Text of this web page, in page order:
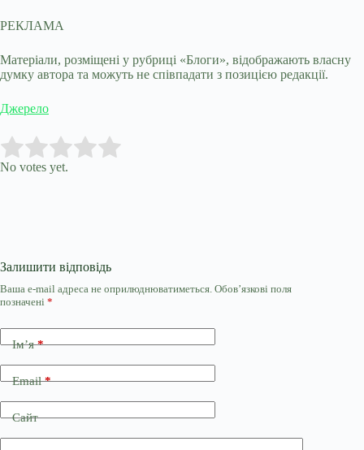
РЕКЛАМА
Матеріали, розміщені у рубриці «Блоги», відображають власну
думку автора та можуть не співпадати з позицією редакції.
Джерело
Rate this item:
No votes yet.
Залишити відповідь
Ваша e-mail адреса не оприлюднюватиметься. Обов’язкові поля
позначені *
Ім’я*
Email*
Сайт